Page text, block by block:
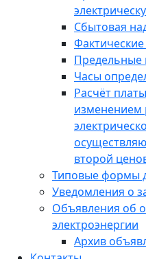
Сбытовая
Предельные
Часы
Расчёт
изменением
второй
Типовые формы
Уведомления о
Объявления об
электроэнергии
Архив